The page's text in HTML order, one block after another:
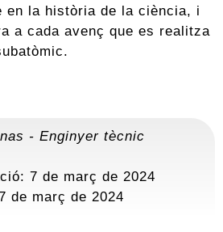
en la història de la ciència, i
a cada avenç que es realitza
- Enginyer tècnic
7 de març de 2024
de març de 2024